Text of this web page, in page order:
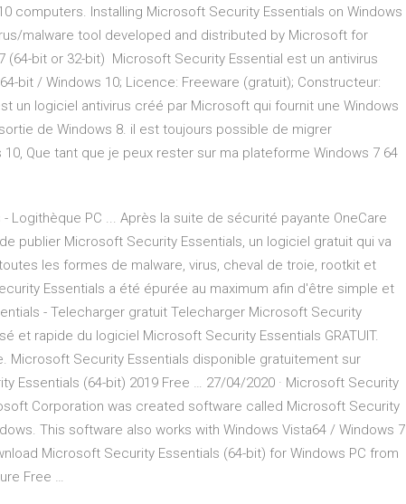
computers. Installing Microsoft Security Essentials on Windows
malware tool developed and distributed by Microsoft for
(64-bit or 32-bit) Microsoft Security Essential est un antivirus
bit / Windows 10; Licence: Freeware (gratuit); Constructeur:
un logiciel antivirus créé par Microsoft qui fournit une Windows
de Windows 8. il est toujours possible de migrer
Que tant que je peux rester sur ma plateforme Windows 7 64
Logithèque PC ... Après la suite de sécurité payante OneCare
publier Microsoft Security Essentials, un logiciel gratuit qui va
les formes de malware, virus, cheval de troie, rootkit et
Essentials a été épurée au maximum afin d'être simple et
- Telecharger gratuit Telecharger Microsoft Security
et rapide du logiciel Microsoft Security Essentials GRATUIT.
Microsoft Security Essentials disponible gratuitement sur
Essentials (64-bit) 2019 Free … 27/04/2020 · Microsoft Security
Corporation was created software called Microsoft Security
This software also works with Windows Vista64 / Windows 7
Microsoft Security Essentials (64-bit) for Windows PC from
Free …